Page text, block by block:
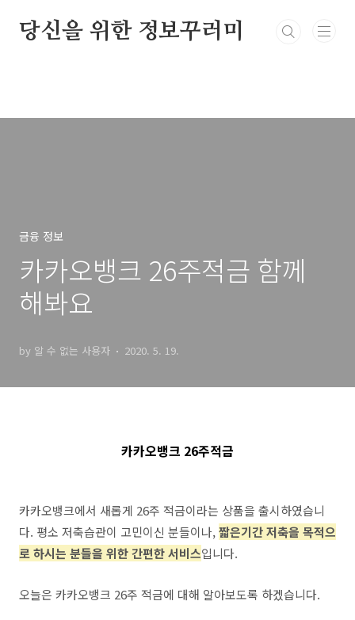
당신을 위한 정보꾸러미
금융 정보
카카오뱅크 26주적금 함께
해봐요
by 알 수 없는 사용자 2020. 5. 19.
카카오뱅크 26주적금
카카오뱅크에서 새롭게 26주 적금이라는 상품을 출시하였습니
다. 평소 저축습관이 고민이신 분들이나,짧은기간 저축을 목적으
로 하시는 분들을 위한 간편한 서비스입니다.
오늘은 카카오뱅크 26주 적금에 대해 알아보도록 하겠습니다.